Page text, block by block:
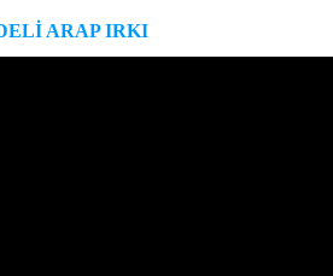
ARAP IRKI